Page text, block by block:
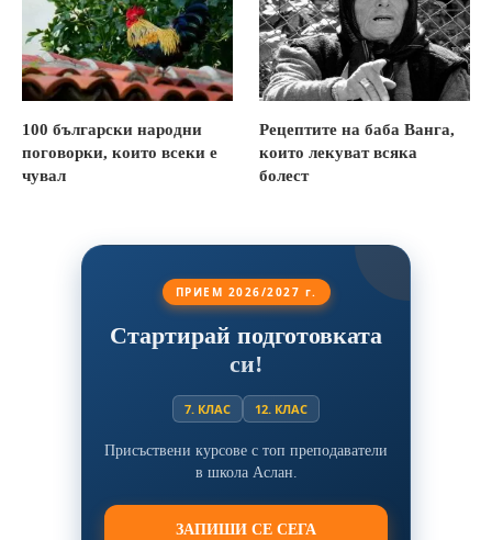
100 български народни
поговорки, които всеки е
чувал
Рецептите на баба Ванга,
които лекуват всяка
болест
ПРИЕМ 2026/2027 г.
Стартирай подготовката
си!
7. КЛАС 12. КЛАС
Присъствени курсове с топ преподаватели
в школа Аслан.
ЗАПИШИ СЕ СЕГА